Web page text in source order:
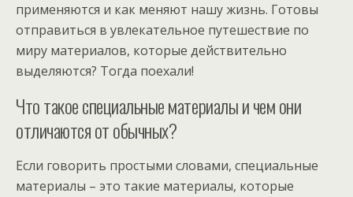
применяются и как меняют нашу жизнь. Готовы
отправиться в увлекательное путешествие по
миру материалов, которые действительно
выделяются? Тогда поехали!
Что такое специальные материалы и чем они
отличаются от обычных?
Если говорить простыми словами, специальные
материалы – это такие материалы, которые